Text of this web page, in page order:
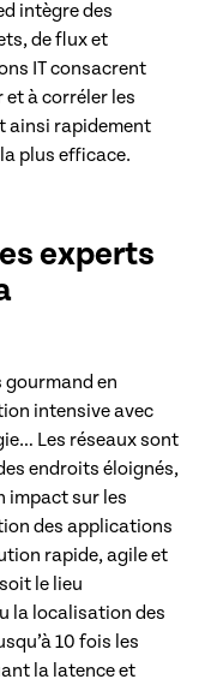
intègre des
de flux et
IT consacrent
et à corréler les
ainsi rapidement
plus efficace.
experts
gourmand en
intensive avec
Les réseaux sont
endroits éloignés,
impact sur les
des applications
rapide, agile et
le lieu
la localisation des
10 fois les
la latence et